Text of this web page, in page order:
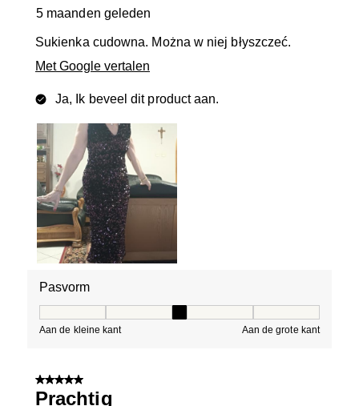
5 maanden geleden
Sukienka cudowna. Można w niej błyszczeć.
Met Google vertalen
Ja, Ik beveel dit product aan.
Pasvorm
Aan de kleine kant Aan de grote kant
5 van 5 sterren.
Prachtig